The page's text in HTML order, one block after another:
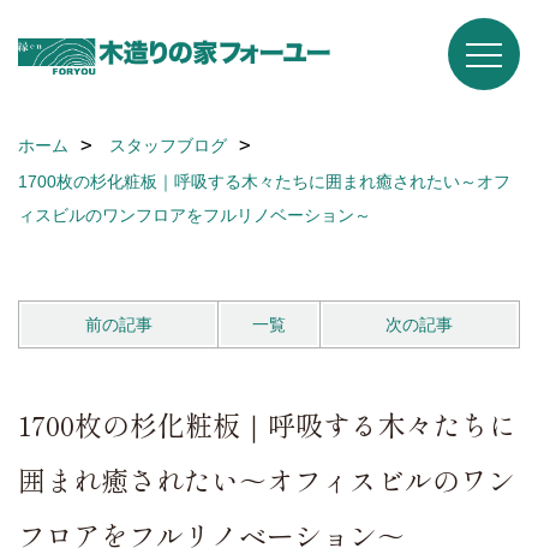
ホーム
スタッフブログ
1700枚の杉化粧板｜呼吸する木々たちに囲まれ癒されたい～オフ
ィスビルのワンフロアをフルリノベーション～
前の記事 一覧 次の記事
1700枚の杉化粧板｜呼吸する木々たちに
囲まれ癒されたい～オフィスビルのワン
フロアをフルリノベーション～